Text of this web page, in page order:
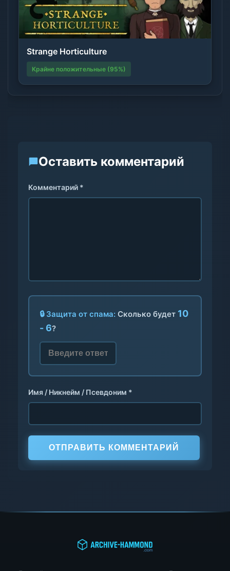
Strange Horticulture
Крайне положительные (95%)
Оставить комментарий
Комментарий *
🔒 Защита от спама: Сколько будет 10
- 6?
Имя / Никнейм / Псевдоним *
ОТПРАВИТЬ КОММЕНТАРИЙ